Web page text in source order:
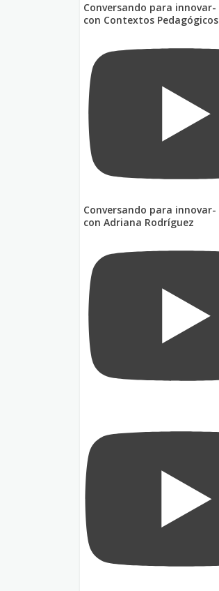
Conversando para innovar-
con Contextos Pedagógicos
Conversando para innovar-
con Adriana Rodríguez